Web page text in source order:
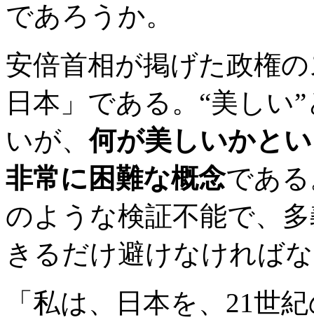
であろうか。
安倍首相が掲げた政権
日本」である。“美しい
いが、何が美しいかと
非常に困難な概念であ
のような検証不能で、
きるだけ避けなければ
「私は、日本を、21世